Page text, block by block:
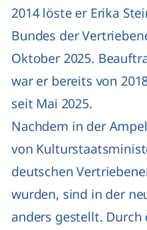
2014 löste er Erika
Bundes der
Oktober 2025.
war er bereits von
seit Mai 2025.
Nachdem in der
von
deutschen
wurden, sind in der
anders gestellt. Durch